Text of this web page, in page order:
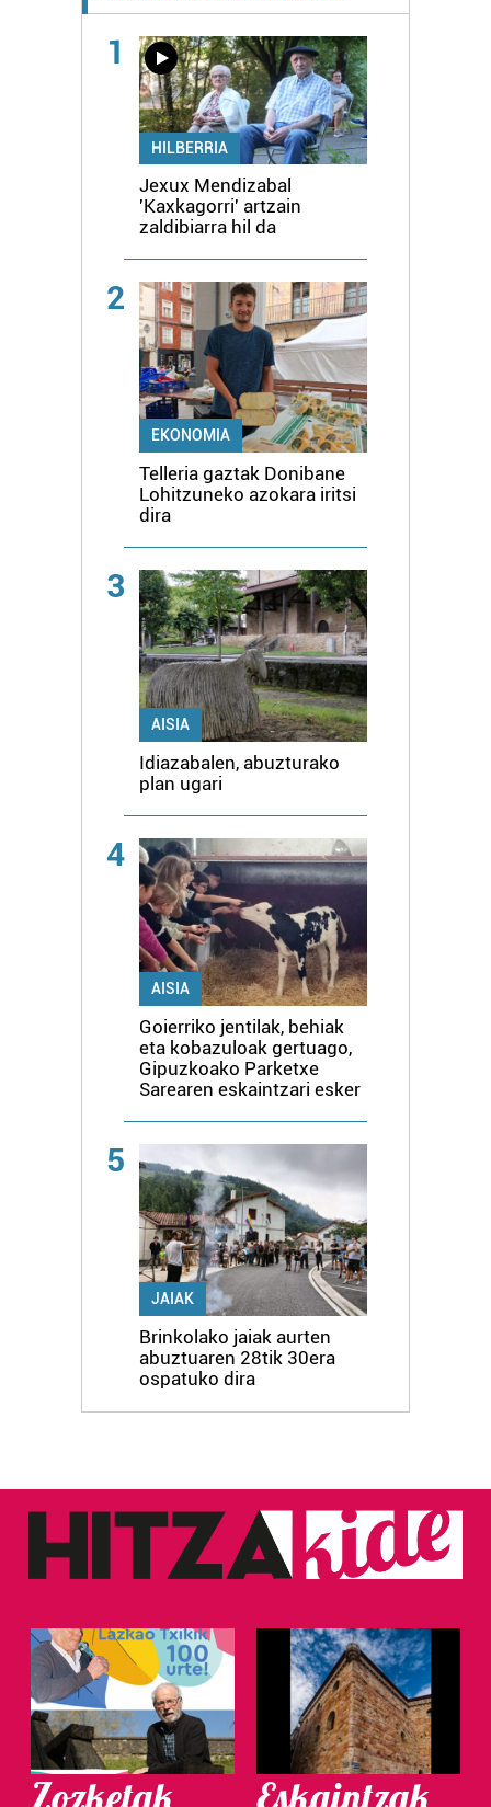
1
HILBERRIA
Jexux Mendizabal
'Kaxkagorri' artzain
zaldibiarra hil da
2
EKONOMIA
Telleria gaztak Donibane
Lohitzuneko azokara iritsi
dira
3
AISIA
Idiazabalen, abuzturako
plan ugari
4
AISIA
Goierriko jentilak, behiak
eta kobazuloak gertuago,
Gipuzkoako Parketxe
Sarearen eskaintzari esker
5
JAIAK
Brinkolako jaiak aurten
abuztuaren 28tik 30era
ospatuko dira
Zozketak Eskaintzak